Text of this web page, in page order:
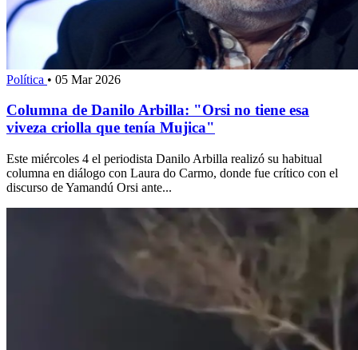
Política • 05 Mar 2026
Columna de Danilo Arbilla: "Orsi no tiene esa
viveza criolla que tenía Mujica"
Este miércoles 4 el periodista Danilo Arbilla realizó su habitual
columna en diálogo con Laura do Carmo, donde fue crítico con el
discurso de Yamandú Orsi ante...